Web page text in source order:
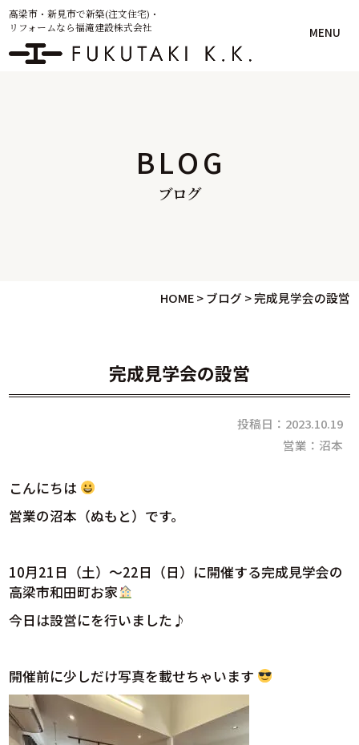
高梁市・新見市で新築(注文住宅)・
リフォームなら福滝建設株式会社
MENU
BLOG
ブログ
HOME>ブログ >完成見学会の設営
完成見学会の設営
投稿日：2023.10.19
営業：沼本
こんにちは
営業の沼本（ぬもと）です。
10月21日（土）～22日（日）に開催する完成見学会の
高梁市和田町お家
今日は設営にを行いました♪
開催前に少しだけ写真を載せちゃいます